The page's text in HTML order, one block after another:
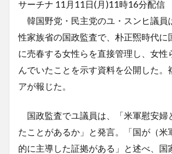
サーチナ 11月11日(月)11時16分配信
韓国野党・民主党のユ・スンヒ議員
性家族省の国政監査で、朴正煕時代に
に売春する女性らを直接管理し、女性
んでいたことを示す資料を公開した。
アが報じた。
国政監査でユ議員は、「米軍慰安婦
たことがあるか」と発言。「国が（米
的に主導した証拠がある」と述べ、国